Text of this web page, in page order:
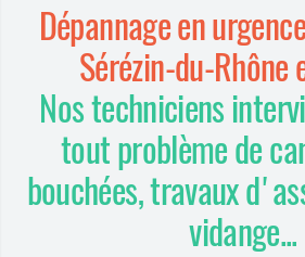
Dépannage en
Sérézin-du-Rhône
Nos techniciens
tout problème de
bouchées, travaux
vidange...